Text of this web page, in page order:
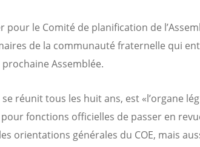
pour le Comité de planification de
de la communauté fraternelle qui
Assemblée.
se réunit tous les huit ans, est «l’organe
pour fonctions officielles de passer en
orientations générales du COE, mais